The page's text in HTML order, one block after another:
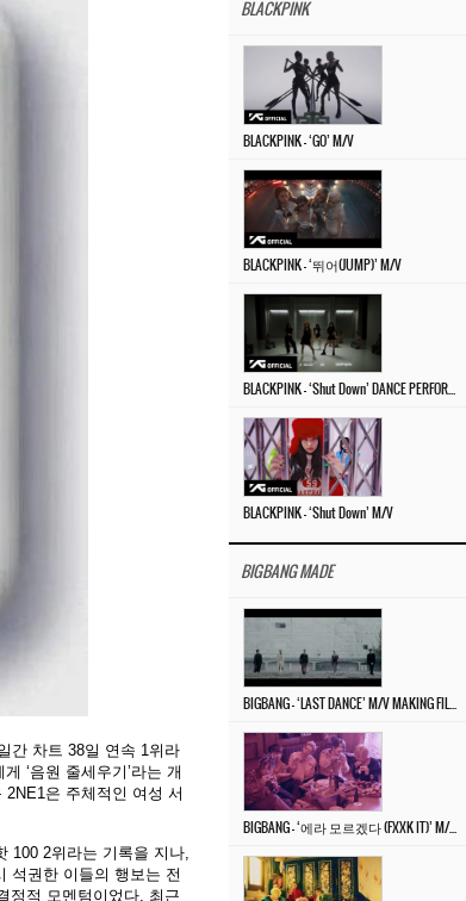
간 차트 38일 연속 1위라
‘음원 줄세우기’라는 개
은 주체적인 여성 서
100 2위라는 기록을 지나,
석권한 이들의 행보는 전
정적 모멘텀이었다. 최근
BLACKPINK
BLACKPINK – ‘GO’ M/V
BLACKPINK – ‘뛰어(JUMP)’ M/V
BLACKPINK – ‘Shut Down’ M/V
BIGBANG MADE